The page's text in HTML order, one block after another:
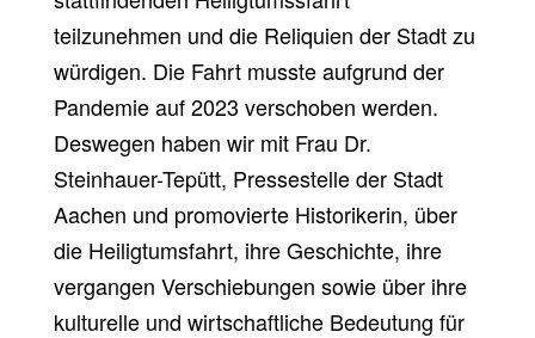
teilzunehmen und die Reliquien der Stadt zu
würdigen. Die Fahrt musste aufgrund der
Pandemie auf 2023 verschoben werden.
Deswegen haben wir mit Frau Dr.
Steinhauer-Tepütt, Pressestelle der Stadt
Aachen und promovierte Historikerin, über
die Heiligtumsfahrt, ihre Geschichte, ihre
vergangen Verschiebungen sowie über ihre
kulturelle und wirtschaftliche Bedeutung für